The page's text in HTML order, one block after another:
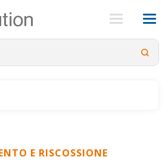
E RISCOSSIONE